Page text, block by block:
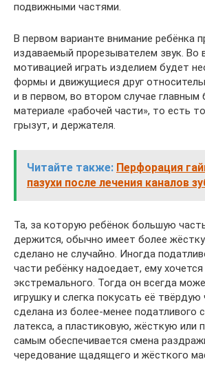
подвижными частями.
В первом варианте внимание ребёнка
издаваемый прорезывателем звук. Во
мотивацией играть изделием будет
формы и движущиеся друг
и в первом, во втором случае главным
материале «рабочей части», то есть
грызут, и держателя.
Читайте также: Перфорация
пазухи после лечения каналов
Та, за которую ребёнок большую
держится, обычно имеет более
сделано не случайно. Иногда
части ребёнку надоедает, ему
экстремального. Тогда он всегда
игрушку и слегка покусать её твёрдую
сделана из более-менее податливого
латекса, а пластиковую, жёсткую или
самым обеспечивается смена
чередование щадящего и жёсткого